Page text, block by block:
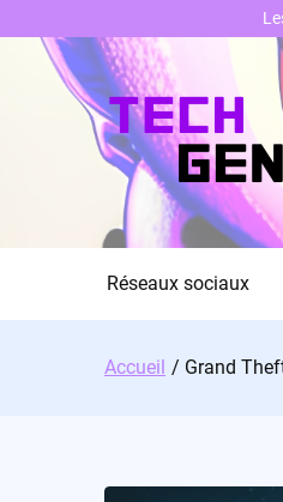
Réseaux sociaux
Accueil Grand